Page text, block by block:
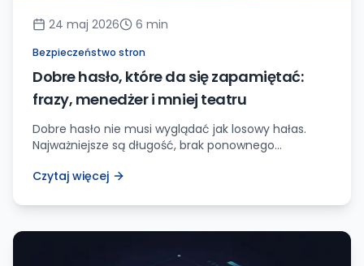
24 maj 2026 6 min
Bezpieczeństwo stron
Dobre hasło, które da się zapamiętać:
frazy, menedżer i mniej teatru
Dobre hasło nie musi wyglądać jak losowy hałas.
Najważniejsze są długość, brak ponownego
uwierzytelnianie tam, gdzie konto ma znaczenie.
Czytaj więcej